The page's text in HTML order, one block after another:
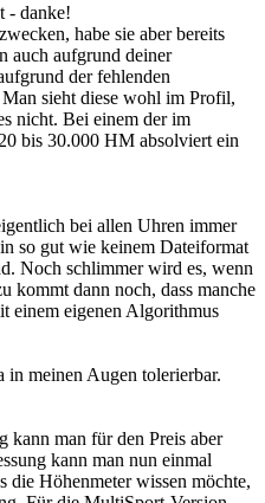
- danke!
habe sie aber bereits
auch aufgrund deiner
der fehlenden
sieht diese wohl im Profil,
nicht. Bei einem der im
bis 30.000 HM absolviert ein
bei allen Uhren immer
so gut wie keinem Dateiformat
Noch schlimmer wird es, wenn
kommt dann noch, dass manche
einem eigenen Algorithmus
meinen Augen tolerierbar.
kann man für den Preis aber
kann man nun einmal
die Höhenmeter wissen möchte,